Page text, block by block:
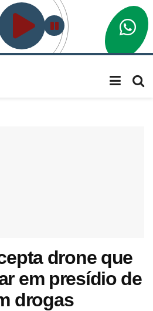
drone que
em presídio de
drogas